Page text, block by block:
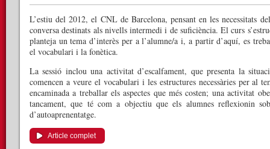
L’estiu del 2012, el CNL de Barcelona, pensant en les necessitats
conversa destinats als nivells intermedi i de suficiència. El curs
planteja un tema d’interès per a l’alumne/a i, a partir d’aquí, es
el vocabulari i la fonètica.
La sessió inclou una activitat d’escalfament, que presenta la
comencen a veure el vocabulari i les estructures necessàries per al
encaminada a treballar els aspectes que més costen; una activitat
tancament, que té com a objectiu que els alumnes reflexionin
d’autoaprenentatge.
Article complet